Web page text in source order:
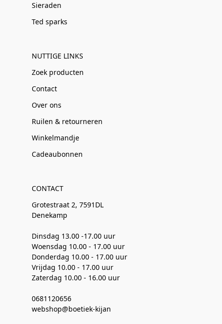
Sieraden
Ted sparks
NUTTIGE LINKS
Zoek producten
Contact
Over ons
Ruilen & retourneren
Winkelmandje
Cadeaubonnen
CONTACT
Grotestraat 2, 7591DL
Denekamp
Dinsdag 13.00 -17.00 uur
Woensdag 10.00 - 17.00 uur
Donderdag 10.00 - 17.00 uur
Vrijdag 10.00 - 17.00 uur
Zaterdag 10.00 - 16.00 uur
0681120656
webshop@boetiek-kijan